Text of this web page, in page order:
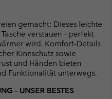
gemacht: Dieses leichte
verstauen – perfekt
wird. Komfort-Details
Kinnschutz sowie
und Händen bieten
Funktionalität unterwegs.
– UNSER BESTES